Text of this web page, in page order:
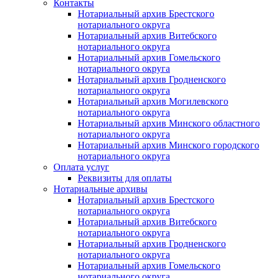
Контакты
Нотариальный архив Брестского
нотариального округа
Нотариальный архив Витебского
нотариального округа
Нотариальный архив Гомельского
нотариального округа
Нотариальный архив Гродненского
нотариального округа
Нотариальный архив Могилевского
нотариального округа
Нотариальный архив Минского областного
нотариального округа
Нотариальный архив Минского городского
нотариального округа
Оплата услуг
Реквизиты для оплаты
Нотариальные архивы
Нотариальный архив Брестского
нотариального округа
Нотариальный архив Витебского
нотариального округа
Нотариальный архив Гродненского
нотариального округа
Нотариальный архив Гомельского